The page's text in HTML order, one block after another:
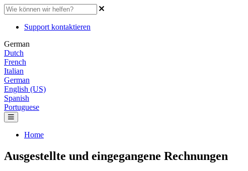
Support kontaktieren
German
Dutch
French
Italian
German
English (US)
Spanish
Portuguese
Home
Ausgestellte und eingegangene Rechnungen